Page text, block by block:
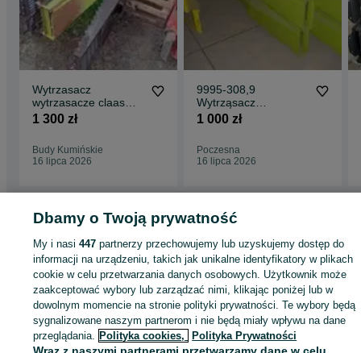
Wytrzasacz
wytrzasacze claas
dominator 100. 105
1 300 zł
Budy Kumińskie
16 lipca 2026
9995-308,9
Wytrząsacz
Dominator 86,88
1 000 zł
Poczesna
16 lipca 2026
rolniczych - Wielkopolskie
Części do maszyn rolniczych - Września
KATEGORIA
ID:423120709 Wyświetlenia:
Dbamy o Twoją prywatność
My i nasi447 partnerzy przechowujemy lub uzyskujemy dostęp do
informacji na urządzeniu, takich jak unikalne identyfikatory w plikach
cookie w celu przetwarzania danych osobowych. Użytkownik może
zaakceptować wybory lub zarządzać nimi, klikając poniżej lub w
dowolnym momencie na stronie polityki prywatności. Te wybory będą
sygnalizowane naszym partnerom i nie będą miały wpływu na dane
przeglądania. Polityka cookies, Polityka Prywatności